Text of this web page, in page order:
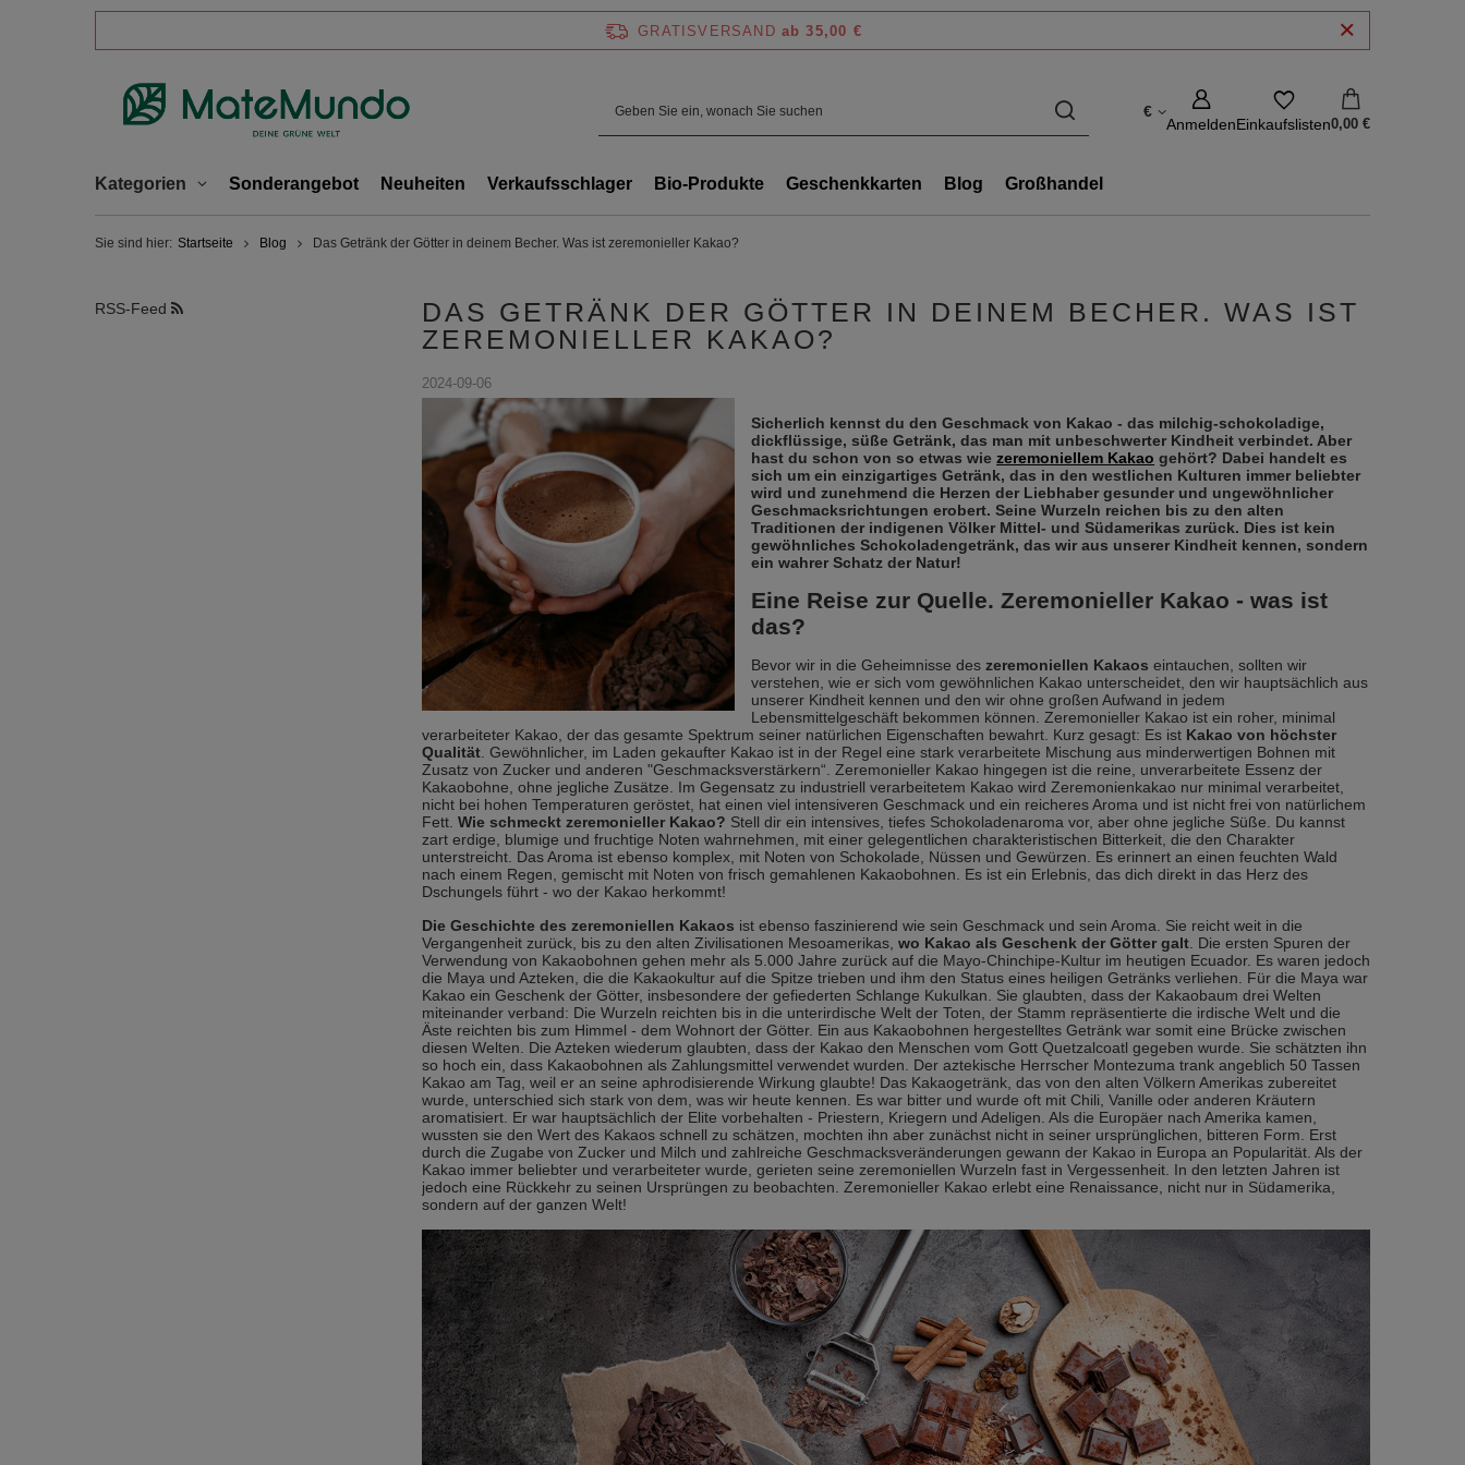
GRATISVERSAND ab 35,00 €
€
AnmeldenEinkaufslisten0,00 €
Kategorien Sonderangebot Neuheiten Verkaufsschlager Bio-Produkte Geschenkkarten Blog Großhandel
Sie sind hier: Startseite Blog Das Getränk der Götter in deinem Becher. Was ist zeremonieller Kakao?
RSS-Feed
DAS GETRÄNK DER GÖTTER IN DEINEM BECHER. WAS IST
ZEREMONIELLER KAKAO?
2024-09-06
Sicherlich kennst du den Geschmack von Kakao - das milchig-schokoladige,
dickflüssige, süße Getränk, das man mit unbeschwerter Kindheit verbindet. Aber
hast du schon von so etwas wiezeremoniellem Kakao gehört? Dabei handelt es
sich um ein einzigartiges Getränk, das in den westlichen Kulturen immer beliebter
wird und zunehmend die Herzen der Liebhaber gesunder und ungewöhnlicher
Geschmacksrichtungen erobert. Seine Wurzeln reichen bis zu den alten
Traditionen der indigenen Völker Mittel- und Südamerikas zurück. Dies ist kein
gewöhnliches Schokoladengetränk, das wir aus unserer Kindheit kennen, sondern
ein wahrer Schatz der Natur!
Eine Reise zur Quelle. Zeremonieller Kakao - was ist
das?
Bevor wir in die Geheimnisse deszeremoniellen Kakaos eintauchen, sollten wir
verstehen, wie er sich vom gewöhnlichen Kakao unterscheidet, den wir hauptsächlich aus
unserer Kindheit kennen und den wir ohne großen Aufwand in jedem
Lebensmittelgeschäft bekommen können. Zeremonieller Kakao ist ein roher, minimal
verarbeiteter Kakao, der das gesamte Spektrum seiner natürlichen Eigenschaften bewahrt. Kurz gesagt: Es ist Kakao von höchster
Qualität . Gewöhnlicher, im Laden gekaufter Kakao ist in der Regel eine stark verarbeitete Mischung aus minderwertigen Bohnen mit
Zusatz von Zucker und anderen "Geschmacksverstärkern“. Zeremonieller Kakao hingegen ist die reine, unverarbeitete Essenz der
Kakaobohne, ohne jegliche Zusätze. Im Gegensatz zu industriell verarbeitetem Kakao wird Zeremonienkakao nur minimal verarbeitet,
nicht bei hohen Temperaturen geröstet, hat einen viel intensiveren Geschmack und ein reicheres Aroma und ist nicht frei von natürlichem
Fett. Wie schmeckt zeremonieller Kakao? Stell dir ein intensives, tiefes Schokoladenaroma vor, aber ohne jegliche Süße. Du kannst
zart erdige, blumige und fruchtige Noten wahrnehmen, mit einer gelegentlichen charakteristischen Bitterkeit, die den Charakter
unterstreicht. Das Aroma ist ebenso komplex, mit Noten von Schokolade, Nüssen und Gewürzen. Es erinnert an einen feuchten Wald
nach einem Regen, gemischt mit Noten von frisch gemahlenen Kakaobohnen. Es ist ein Erlebnis, das dich direkt in das Herz des
Dschungels führt - wo der Kakao herkommt!
Die Geschichte des zeremoniellen Kakaos ist ebenso faszinierend wie sein Geschmack und sein Aroma. Sie reicht weit in die
Vergangenheit zurück, bis zu den alten Zivilisationen Mesoamerikas, wo Kakao als Geschenk der Götter galt . Die ersten Spuren der
Verwendung von Kakaobohnen gehen mehr als 5.000 Jahre zurück auf die Mayo-Chinchipe-Kultur im heutigen Ecuador. Es waren jedoch
die Maya und Azteken, die die Kakaokultur auf die Spitze trieben und ihm den Status eines heiligen Getränks verliehen. Für die Maya war
Kakao ein Geschenk der Götter, insbesondere der gefiederten Schlange Kukulkan. Sie glaubten, dass der Kakaobaum drei Welten
miteinander verband: Die Wurzeln reichten bis in die unterirdische Welt der Toten, der Stamm repräsentierte die irdische Welt und die
Äste reichten bis zum Himmel - dem Wohnort der Götter. Ein aus Kakaobohnen hergestelltes Getränk war somit eine Brücke zwischen
diesen Welten. Die Azteken wiederum glaubten, dass der Kakao den Menschen vom Gott Quetzalcoatl gegeben wurde. Sie schätzten ihn
so hoch ein, dass Kakaobohnen als Zahlungsmittel verwendet wurden. Der aztekische Herrscher Montezuma trank angeblich 50 Tassen
Kakao am Tag, weil er an seine aphrodisierende Wirkung glaubte! Das Kakaogetränk, das von den alten Völkern Amerikas zubereitet
wurde, unterschied sich stark von dem, was wir heute kennen. Es war bitter und wurde oft mit Chili, Vanille oder anderen Kräutern
aromatisiert. Er war hauptsächlich der Elite vorbehalten - Priestern, Kriegern und Adeligen. Als die Europäer nach Amerika kamen,
wussten sie den Wert des Kakaos schnell zu schätzen, mochten ihn aber zunächst nicht in seiner ursprünglichen, bitteren Form. Erst
durch die Zugabe von Zucker und Milch und zahlreiche Geschmacksveränderungen gewann der Kakao in Europa an Popularität. Als der
Kakao immer beliebter und verarbeiteter wurde, gerieten seine zeremoniellen Wurzeln fast in Vergessenheit. In den letzten Jahren ist
jedoch eine Rückkehr zu seinen Ursprüngen zu beobachten. Zeremonieller Kakao erlebt eine Renaissance, nicht nur in Südamerika,
sondern auf der ganzen Welt!